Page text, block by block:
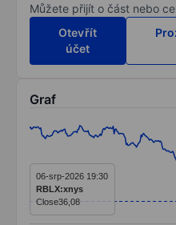
Můžete přijít o část nebo
Otevřít
účet
Graf
Line chart with 299
The chart has 1 X axis
The chart has 1 Y axis
06-srp-2026 19:30
RBLX:xnys
Close36,08